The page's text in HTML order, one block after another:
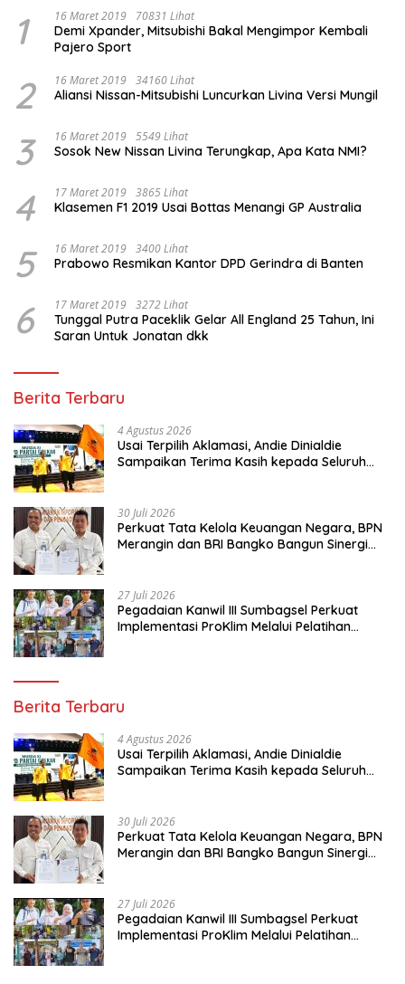
1 16 Maret 2019 70831 Lihat
Demi Xpander, Mitsubishi Bakal Mengimpor Kembali
Pajero Sport
2 16 Maret 2019 34160 Lihat
Aliansi Nissan-Mitsubishi Luncurkan Livina Versi Mungil
3 16 Maret 2019 5549 Lihat
Sosok New Nissan Livina Terungkap, Apa Kata NMI?
4 17 Maret 2019 3865 Lihat
Klasemen F1 2019 Usai Bottas Menangi GP Australia
5 16 Maret 2019 3400 Lihat
Prabowo Resmikan Kantor DPD Gerindra di Banten
6 17 Maret 2019 3272 Lihat
Tunggal Putra Paceklik Gelar All England 25 Tahun, Ini
Saran Untuk Jonatan dkk
Berita Terbaru
4 Agustus 2026
Usai Terpilih Aklamasi, Andie Dinialdie
Sampaikan Terima Kasih kepada Seluruh
30 Juli 2026
Perkuat Tata Kelola Keuangan Negara, BPN
Merangin dan BRI Bangko Bangun Sinergi
27 Juli 2026
Pegadaian Kanwil III Sumbagsel Perkuat
Implementasi ProKlim Melalui Pelatihan
Berita Terbaru
4 Agustus 2026
Usai Terpilih Aklamasi, Andie Dinialdie
Sampaikan Terima Kasih kepada Seluruh
30 Juli 2026
Perkuat Tata Kelola Keuangan Negara, BPN
Merangin dan BRI Bangko Bangun Sinergi
27 Juli 2026
Pegadaian Kanwil III Sumbagsel Perkuat
Implementasi ProKlim Melalui Pelatihan